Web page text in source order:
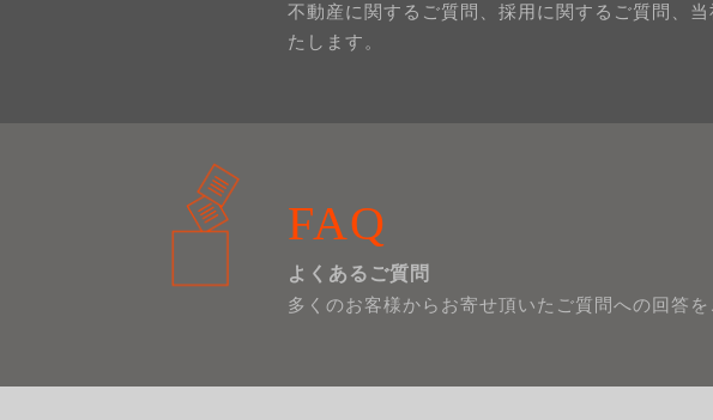
不動産に関するご質問、採用に関するご質問、
たします。
FAQ
よくあるご質問
多くのお客様からお寄せ頂いたご質問への回答を